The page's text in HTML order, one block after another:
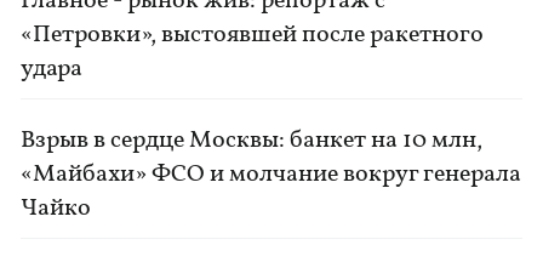
«Петровки», выстоявшей после ракетного
удара
Взрыв в сердце Москвы: банкет на 10 млн,
«Майбахи» ФСО и молчание вокруг генерала
Чайко